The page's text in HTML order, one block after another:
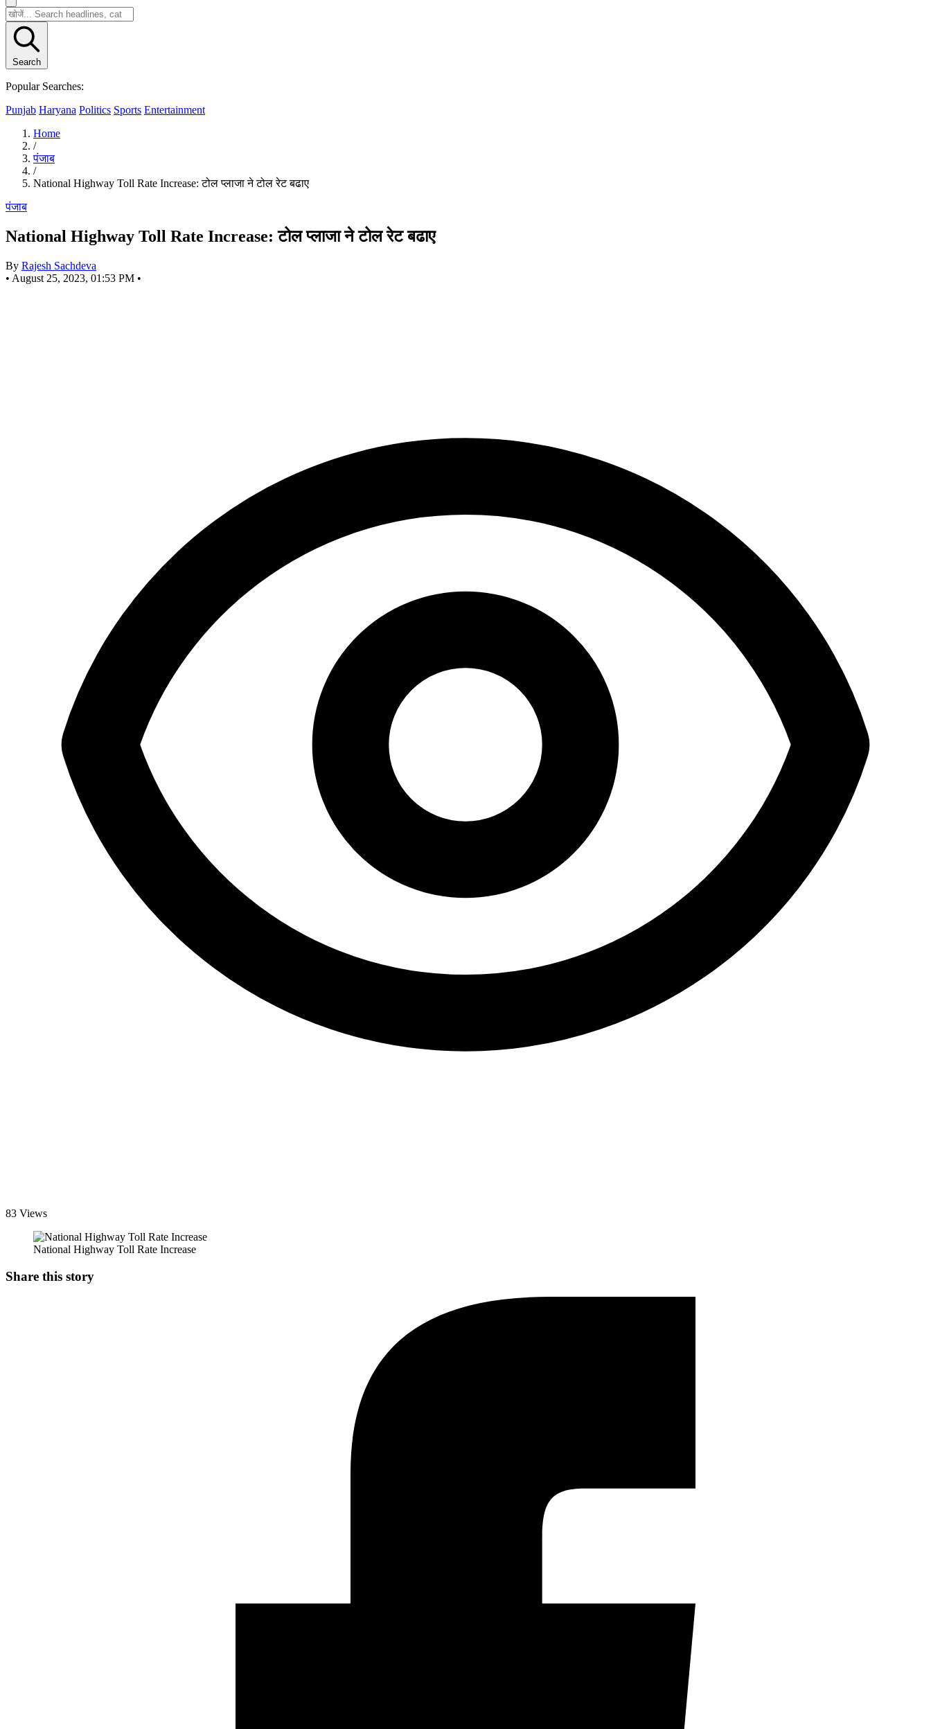
Search
Popular Searches:
Punjab Haryana Politics Sports Entertainment
Home
/
पंजाब
/
National Highway Toll Rate Increase: टोल प्लाजा ने टोल रेट बढाए
पंजाब
National Highway Toll Rate Increase: टोल प्लाजा ने टोल रेट बढाए
By Rajesh Sachdeva
• August 25, 2023, 01:53 PM •
83 Views
National Highway Toll Rate Increase
Share this story